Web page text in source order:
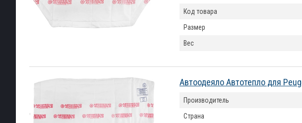
Код товара
Размер
Вес
Автоодеяло Автотепло для
Производитель
Страна